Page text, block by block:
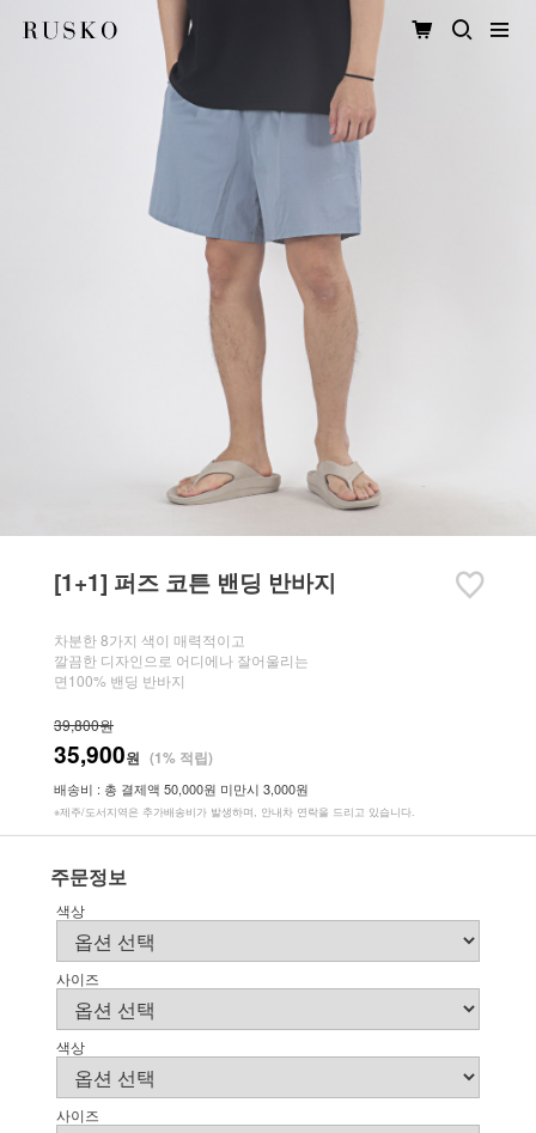
[1+1] 퍼즈 코튼 밴딩 반바지
차분한 8가지 색이 매력적이고
깔끔한 디자인으로 어디에나 잘어울리는
면100% 밴딩 반바지
39,800원
35,900원 (1% 적립)
배송비 : 총 결제액 50,000원 미만시 3,000원
※제주/도서지역은 추가배송비가 발생하며, 안내차 연락을 드리고 있습니다.
주문정보
색상
사이즈
색상
사이즈